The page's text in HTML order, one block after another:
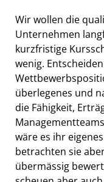
Wir wollen die
Unternehmen
kurzfristige
wenig.
überlegenes und
die Fähigkeit,
wäre es ihr
betrachten sie
übermässig